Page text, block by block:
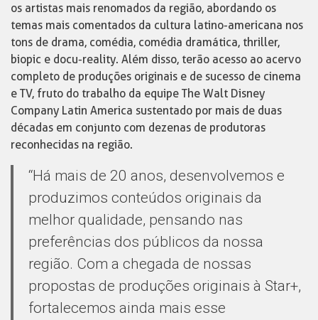
os artistas mais renomados da região, abordando os
temas mais comentados da cultura latino-americana nos
tons de drama, comédia, comédia dramática, thriller,
biopic e docu-reality. Além disso, terão acesso ao acervo
completo de produções originais e de sucesso de cinema
e TV, fruto do trabalho da equipe The Walt Disney
Company Latin America sustentado por mais de duas
décadas em conjunto com dezenas de produtoras
reconhecidas na região.
“Há mais de 20 anos, desenvolvemos e
produzimos conteúdos originais da
melhor qualidade, pensando nas
preferências dos públicos da nossa
região. Com a chegada de nossas
propostas de produções originais à Star+,
fortalecemos ainda mais esse